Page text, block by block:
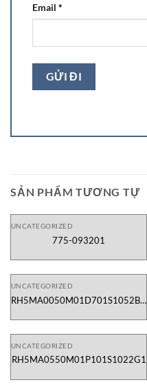
Email *
SẢN PHẨM TƯƠNG TỰ
UNCATEGORIZED
775-093201
UNCATEGORIZED
RH5MA0050M01D701S1052B6-
UNCATEGORIZED
RH5MA0550M01P101S1022G1